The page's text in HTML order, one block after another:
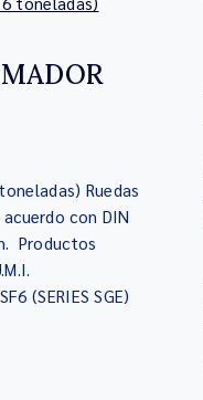
toneladas) Ruedas
con DIN
Productos
(SERIES SGE)